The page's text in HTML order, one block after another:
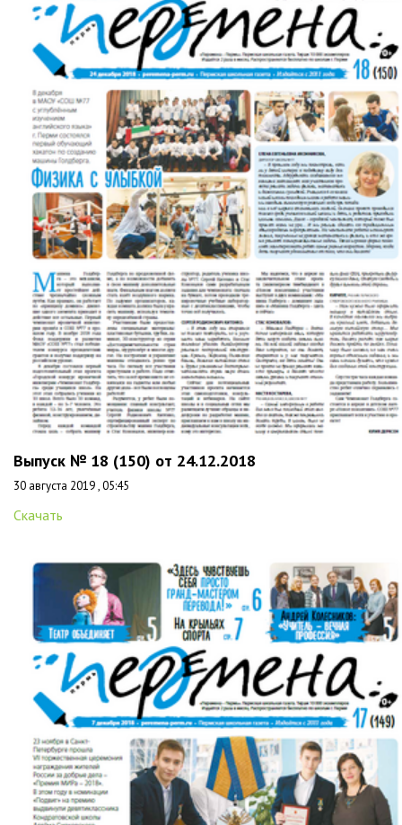
Выпуск № 18 (150) от 24.12.2018
30 августа 2019 , 05:45
Скачать